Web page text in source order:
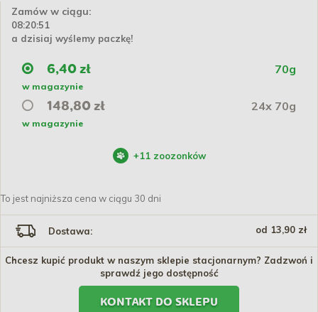
Zamów w ciągu:
08:20:51
a dzisiaj wyślemy paczkę!
6,40 zł 70g
w magazynie
148,80 zł 24x 70g
w magazynie
+11 zoozonków
To jest najniższa cena w ciągu 30 dni
Dostawa: od 13,90 zł
Chcesz kupić produkt w naszym sklepie stacjonarnym? Zadzwoń i
sprawdź jego dostępność
KONTAKT DO SKLEPU